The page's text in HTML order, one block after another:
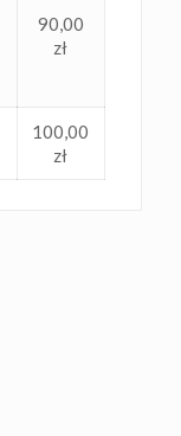
90,00
zł
100,00
zł